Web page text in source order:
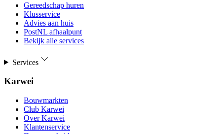
Gereedschap huren
Klusservice
Advies aan huis
PostNL afhaalpunt
Bekijk alle services
Services
Karwei
Bouwmarkten
Club Karwei
Over Karwei
Klantenservice